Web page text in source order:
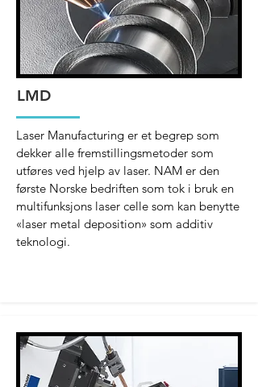
LMD
Laser Manufacturing er et begrep som
dekker alle fremstillingsmetoder som
utføres ved hjelp av laser. NAM er den
første Norske bedriften som tok i bruk en
multifunksjons laser celle som kan benytte
«laser metal deposition» som additiv
teknologi.